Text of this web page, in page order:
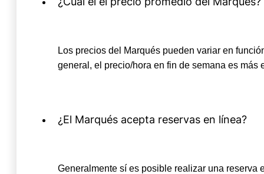
Los precios del Marqués pueden variar en
general, el precio/hora en fin de semana es más
¿El Marqués acepta reservas en línea?
Generalmente sí es posible realizar una reserva